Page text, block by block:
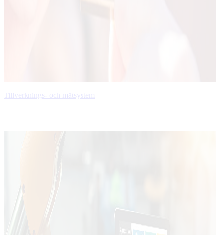
Tillverknings- och mätsystem